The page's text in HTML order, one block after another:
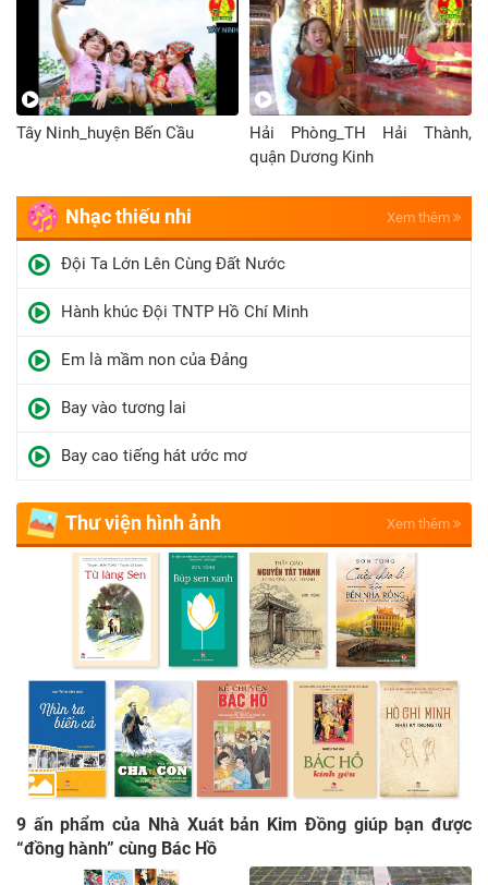
Tây Ninh_huyện Bến Cầu
Hải Phòng_TH Hải Thành,
quận Dương Kinh
Nhạc thiếu nhi Xem thêm
Đội Ta Lớn Lên Cùng Đất Nước
Hành khúc Đội TNTP Hồ Chí Minh
Em là mầm non của Đảng
Bay vào tương lai
Bay cao tiếng hát ước mơ
Thư viện hình ảnh Xem thêm
9 ấn phẩm của Nhà Xuát bản Kim Đồng giúp bạn được
“đồng hành” cùng Bác Hồ